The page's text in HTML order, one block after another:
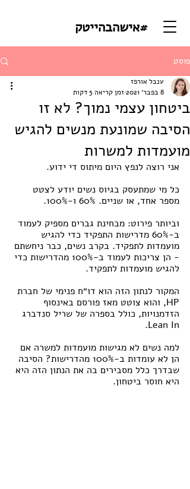
#אישהבהייטק
פוסט
ביטחון עצמי נמוך? לא זו
הסיבה שמונעת מנשים להגיש
מועמדות למשרות
ענבל אורפז
8 בפבר׳ 2021
זמן קריאה 5 דקות
אני רוצה לנפץ היום מיתוס די ידוע.
כל מי שמתעסק בגיוס נשים יודע לצטט
מספר אחד, או שניים. 60% ו-100%.
וביותר פירוט: מבחינת גברים מספיק לעמוד
ב-60% מדרישות התפקיד כדי להגיש
מועמדות לתפקיד. בקרב נשים, כבר ניחשתם
- הן צריכות לעמוד ב-100% מהדרישות כדי
להגיש מועמדות לתפקיד.
המקור לנתון הזה הוא דו״ח פנימי של חברת
HP, והוא צוטט מאז פורסם באינסוף
הזדמנויות, כולל בספרה של שריל סנדברג
Lean In.
למה נשים לא מגישות מועמדות למשרה אם
הן לא עומדות ב-100% מהדרישות? הסיבה
שבדרך כלל מסבירים בה את הנתון הזה היא
היא חוסר ביטחון.